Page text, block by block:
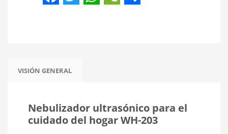
VISIÓN GENERAL
Nebulizador ultrasónico para el
cuidado del hogar WH-203